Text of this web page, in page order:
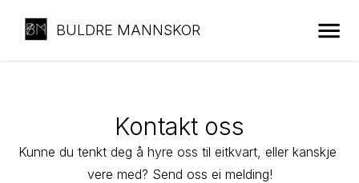
BULDRE MANNSKOR
Kontakt oss
Kunne du tenkt deg å hyre oss til eitkvart, eller kanskje
vere med? Send oss ei melding!